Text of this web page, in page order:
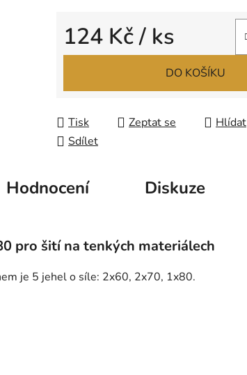
hvězdiček.
124 Kč/ ks
Měrná cena:
DO KOŠÍKU
Tisk Zeptat se
Hlídat
Sdílet
Hodnocení Diskuze
pro šití na tenkých materiálech
je 5 jehel o síle: 2x60, 2x70, 1x80.